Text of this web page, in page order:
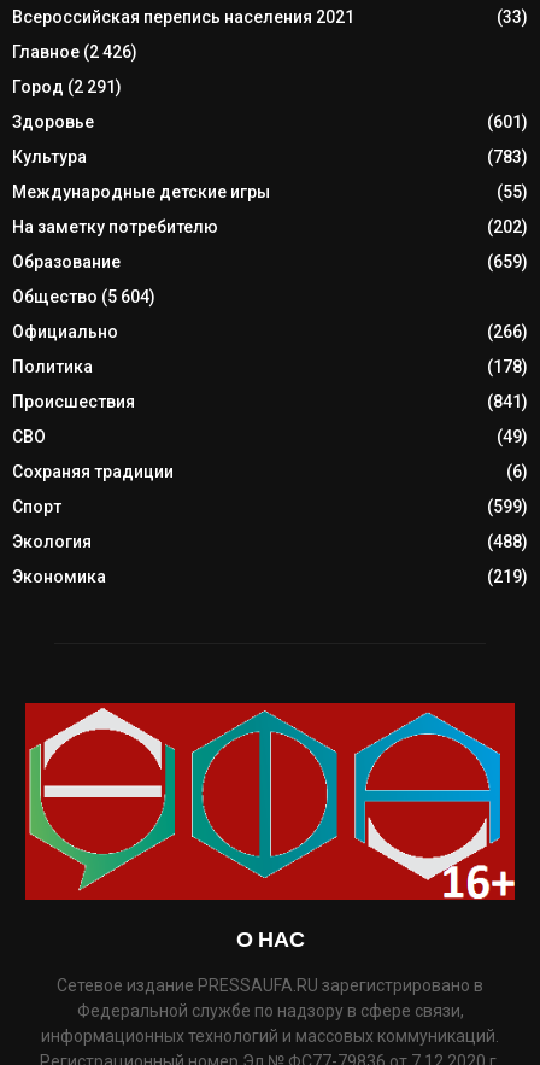
Всероссийская перепись населения 2021
(33)
Главное (2 426)
Город (2 291)
Здоровье
(601)
Культура
(783)
Международные детские игры
(55)
На заметку потребителю
(202)
Образование
(659)
Общество (5 604)
Официально
(266)
Политика
(178)
Происшествия
(841)
СВО
(49)
Сохраняя традиции
(6)
Спорт
(599)
Экология
(488)
Экономика
(219)
О НАС
Сетевое издание PRESSAUFA.RU зарегистрировано в
Федеральной службе по надзору в сфере связи,
информационных технологий и массовых коммуникаций.